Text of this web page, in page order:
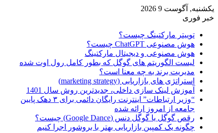
یکشنبه, آگوست 9 2026
خبر فوری
توییتر مارکتینگ چیست؟
هوش مصنوعی ChatGPT چیست؟
هوش مصنوعی و دیجیتال مارکتینگ
لیست الگوریتم های گوگل که بطور کامل رول اوت شده
مدیریت برند به چه معنا است؟
استراتژی های بازاریابی (marketing strategy)
آموزش لینک سازی داخلی، جدیدترین روش سال 1401
“وزیر ارتباطات” اینترنت رایگان دائمی برای ۳ دهک پایین
جامعه از امروز ارائه شده
رقص گوگل یا گوگل دنس (Google Dance) چیست؟
چگونه یک کمپین بازاریابی بهتر با بروشور اجرا کنیم